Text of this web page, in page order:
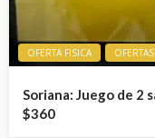
OFERTA FISICA OFERTAS
Soriana: Juego de 2
$360